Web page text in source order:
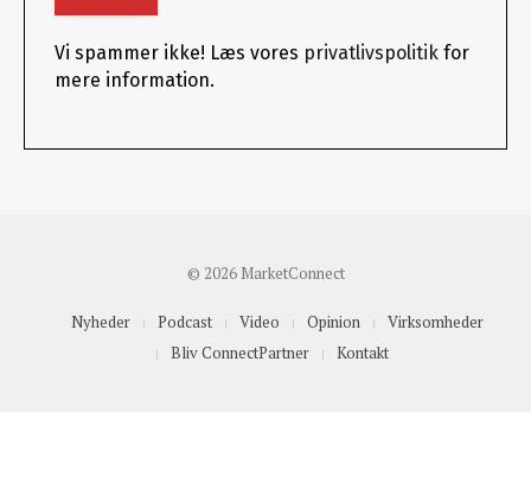
Vi spammer ikke! Læs vores privatlivspolitik for
mere information.
© 2026 MarketConnect
Nyheder Podcast Video Opinion
Virksomheder
Bliv ConnectPartner
Kontakt